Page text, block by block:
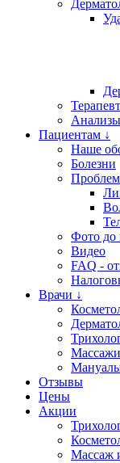
Пациентам ↓
Наше
Болезни
Фото до
Видео
FAQ -
Врачи ↓
Отзывы
Цены
Акции
Массаж